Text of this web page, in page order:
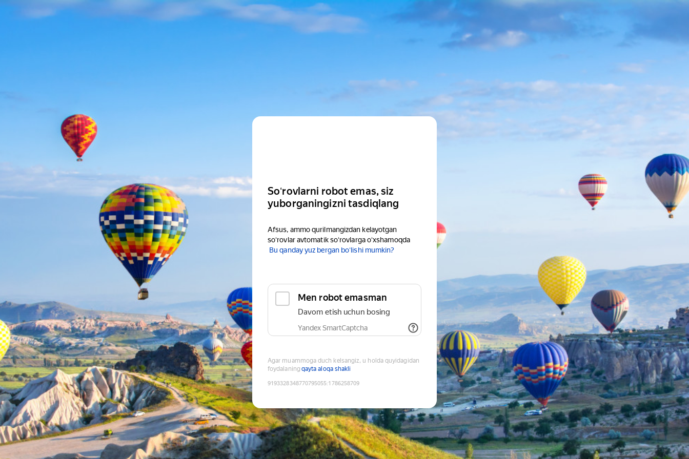
Soʻrovlarni robot emas, siz
yuborganingizni tasdiqlang
Afsus, ammo qurilmangizdan kelayotgan
soʻrovlar avtomatik soʻrovlarga oʻxshamoqda
Bu qanday yuz bergan boʻlishi mumkin?
Men robot emasman
Davom etish uchun bosing
Yandex SmartCaptcha
Agar muammoga duch kelsangiz, u holda quyidagidan
foydalaning qayta aloqa shakli
9193328348770795055:1786258709